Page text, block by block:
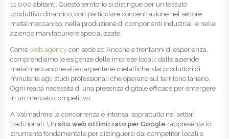
11.000 abitanti. Questo territorio si distingue per un tessuto
produttivo dinamico, con particolare concentrazione nel settore
metalmeccanico, nella produzione di componenti industriali e nelle
aziende manifatturiere specializzate.
Come web agency con sede ad Ancona e trent’anni di esperienza,
comprendiamo le esigenze delle imprese locali: dalle aziende
metalmeccaniche alle carpenterie metalliche, dai produttori di
minuteria agli studi professionali che operano sul territorio lariano.
Ogni realtà necessita di una presenza digitale efficace per emergere
in un mercato competitivo.
A Valmadrera la concorrenza è intensa, soprattutto nei settori
tradizionali. Un sito web ottimizzato per Google rappresenta lo
strumento fondamentale per distinguersi dai competitor locali e